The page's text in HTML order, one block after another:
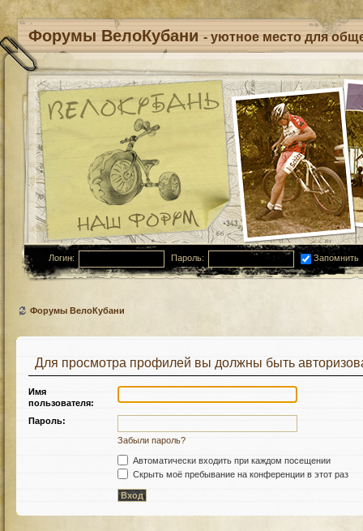
Форумы ВелоКубани - уютное место для
Логин: Пароль: Запомнить
Форумы ВелоКубани
Для просмотра профилей вы должны быть
Имя
пользователя:
Пароль:
Забыли пароль?
Автоматически входить при каждом посещении
Скрыть моё пребывание на конференции в этот раз